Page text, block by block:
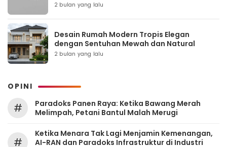
2 bulan yang lalu
Desain Rumah Modern Tropis Elegan
dengan Sentuhan Mewah dan Natural
2 bulan yang lalu
OPINI
#
Paradoks Panen Raya: Ketika Bawang Merah
Melimpah, Petani Bantul Malah Merugi
#
Ketika Menara Tak Lagi Menjamin Kemenangan,
AI-RAN dan Paradoks Infrastruktur di Industri